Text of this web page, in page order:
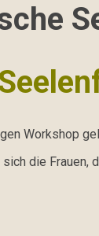
Workshop
die Frauen,